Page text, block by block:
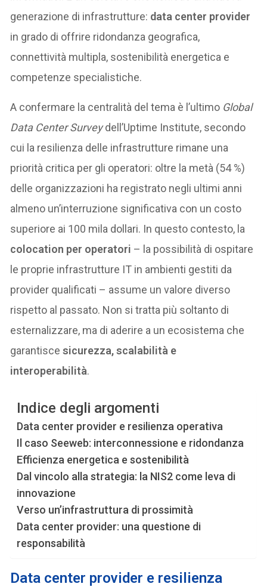
generazione di infrastrutture: data center provider
in grado di offrire ridondanza geografica,
connettività multipla, sostenibilità energetica e
competenze specialistiche.
A confermare la centralità del tema è l’ultimo Global
Data Center Surveydell’Uptime Institute, secondo
cui la resilienza delle infrastrutture rimane una
priorità critica per gli operatori: oltre la metà (54 %)
delle organizzazioni ha registrato negli ultimi anni
almeno un’interruzione significativa con un costo
superiore ai 100 mila dollari. In questo contesto, la
colocation per operatori – la possibilità di ospitare
le proprie infrastrutture IT in ambienti gestiti da
provider qualificati – assume un valore diverso
rispetto al passato. Non si tratta più soltanto di
esternalizzare, ma di aderire a un ecosistema che
garantiscesicurezza, scalabilità e
interoperabilità.
Indice degli argomenti
Data center provider e resilienza operativa
Il caso Seeweb: interconnessione e ridondanza
Efficienza energetica e sostenibilità
Dal vincolo alla strategia: la NIS2 come leva di
innovazione
Verso un’infrastruttura di prossimità
Data center provider: una questione di
responsabilità
Data center provider e resilienza